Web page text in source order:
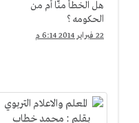
هل الخطأ منّا أم من
الحكومه ؟
22 فبراير 2014 6:14 م